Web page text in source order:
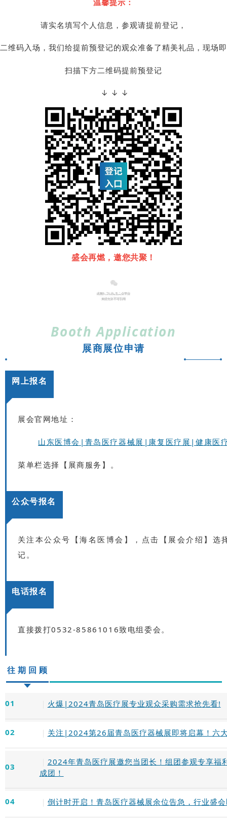
温馨提示：
请实名填写个人信息，参观请提前登记，
维码入场，我们给提前预登记的观众准备了精美礼品，现场
扫描下方二维码提前预登记
↓ ↓ ↓
盛会再燃，邀您共聚！
END
Booth Application
展商展位申请
网上报名
展会官网地址：
山东医博会|青岛医疗器械展|康复医疗展|健康医
菜单栏选择【展商服务】。
公众号报名
关注本公众号【海名医博会】，点击【展会介绍】选
记。
电话报名
直接拨打0532-85861016致电组委会。
往期回顾
01 火爆|2024青岛医疗展专业观众采购需求抢先看!
02 ｜ 关注|2024第26届青岛医疗器械展即将启幕！六
03
2024年青岛医疗展邀您当团长！组团参观专享福
成团！
04 ｜ 倒计时开启！青岛医疗器械展余位告急，行业盛